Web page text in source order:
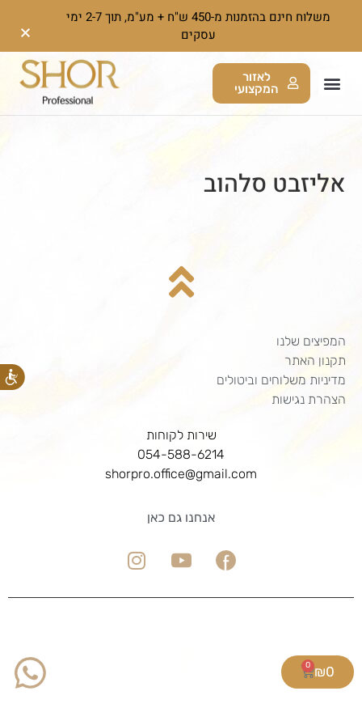
לאזור
המקצועי
אליזבט סלהוב
המפיצים שלנו
תקנון האתר
מדיניות משלוחים וביטולים
הצהרת נגישות
שירות לקוחות
054-588-6214
shorpro.office@gmail.com
אנחנו גם כאן
₪0
0
משלוח חינם בהזמנות מ-450 ש"ח + מע"מ, תוך 2-7 ימי
עסקים